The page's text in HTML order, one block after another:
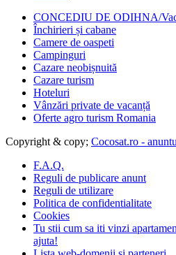
CONCEDIU DE ODIHNA/
Închirieri și cabane
Camere de oaspeti
Campinguri
Cazare neobișnuită
Cazare turism
Hoteluri
Vânzări private de vacanță
Oferte agro turism Romania
Copyright & copy; Cocosat.ro -
F.A.Q.
Reguli de publicare anunt
Reguli de utilizare
Politica de confidentialitate
Cookies
Tu stii cum sa iti vinzi
ajuta!